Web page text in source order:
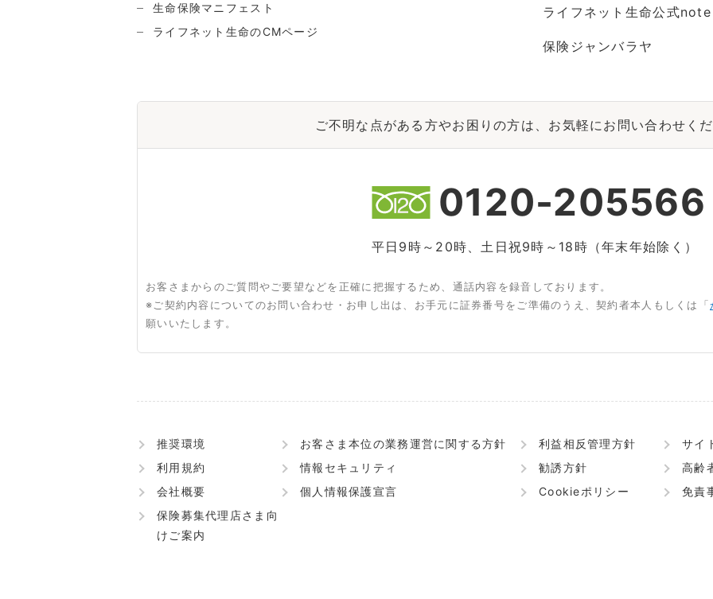
生命保険マニフェスト
ライフネット生命のCMページ
ライフネット生命公式note
保険ジャンバラヤ
ご不明な点がある方やお困りの方は、お気軽にお問い合わせく
0120-205566
平日9時～20時、土日祝9時～18時（年末年始除く）
お客さまからのご質問やご要望などを正確に把握するため、通話内容を録音しております。
※ご契約内容についてのお問い合わせ・お申し出は、お手元に証券番号をご準備のうえ、契約者本人もしくは「
願いいたします。
推奨環境 お客さま本位の業務運営に関する方針 利益相反管理方針
サイ
利用規約
情報セキュリティ 勧誘方針
高齢
会社概要
個人情報保護宣言 Cookieポリシー
免責
保険募集代理店さま向
けご案内